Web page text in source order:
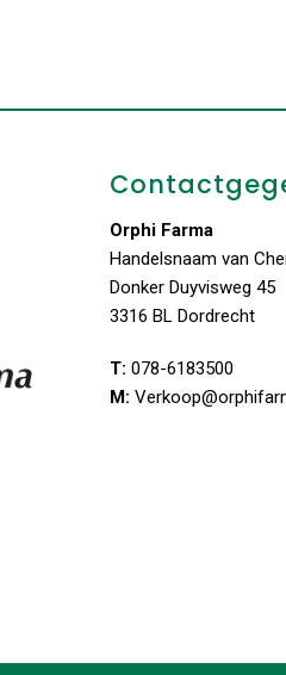
Orphi Farma
Handelsnaam van
Donker Duyvisweg 45
3316 BL Dordrecht
T: 078-6183500
M: